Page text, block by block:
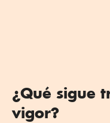
¿Qué sigue
vigor?